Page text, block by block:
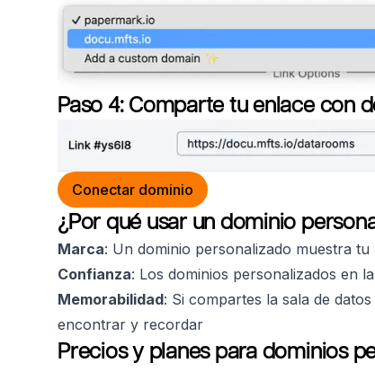
Paso 4: Comparte tu enlace con
Conectar dominio
¿Por qué usar un dominio
Marca: Un dominio personalizado muestra tu
Confianza: Los dominios personalizados en
Memorabilidad: Si compartes la sala de
encontrar y recordar
Precios y planes para dominios